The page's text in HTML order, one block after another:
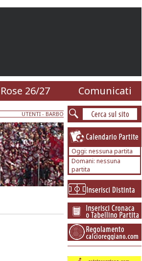
Rose 26/27 Comunicati
UTENTI - BARBO
Oggi: nessuna partita
Domani: nessuna
partita